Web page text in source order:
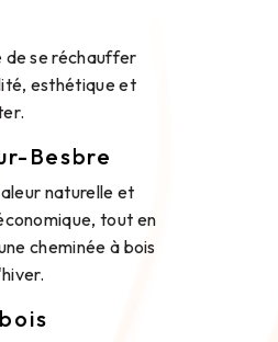
de se réchauffer
esthétique et
Besbre
naturelle et
tout en
cheminée à bois